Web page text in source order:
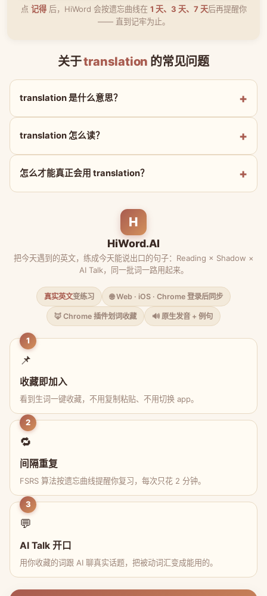
点 记得后，HiWord 会按遗忘曲线在 1 天、3 天、7 天后再提醒你
—— 直到记牢为止。
关于translation 的常见问题
translation 是什么意思？
translation 怎么读？
怎么才能真正会用 translation？
H
HiWord.AI
把今天遇到的英文，练成今天能说出口的句子：Reading × Shadow ×
AI Talk，同一批词一路用起来。
真实英文变练习 🌐 Web · iOS · Chrome 登录后同步
🦊 Chrome 插件划词收藏 🔊 原生发音 + 例句
1
📌
收藏即加入
看到生词一键收藏，不用复制粘贴、不用切换 app。
2
🔁
间隔重复
FSRS 算法按遗忘曲线提醒你复习，每次只花 2 分钟。
3
💬
AI Talk 开口
用你收藏的词跟 AI 聊真实话题，把被动词汇变成能用的。